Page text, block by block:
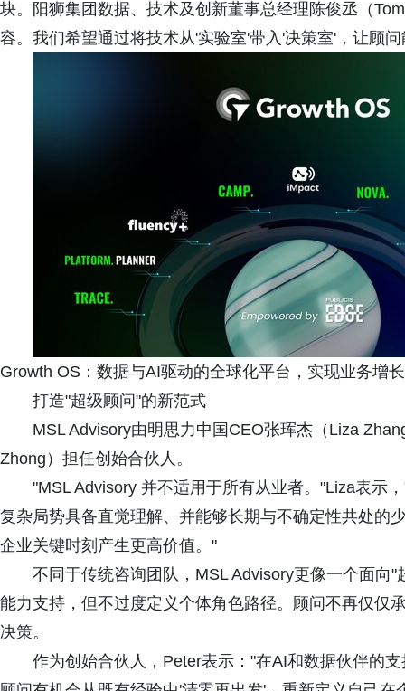
块。阳狮集团数据、技术及创新董事总经理陈俊丞（
容。我们希望通过将技术从'实验室'带入'决策室'，让顾
Growth OS：数据与AI驱动的全球化平台，实现业务增
打造"超级顾问"的新范式
MSL Advisory由明思力中国CEO张珲杰（Liza
Zhong）担任创始合伙人。
"MSL Advisory 并不适用于所有从业者。"Liza表示
复杂局势具备直觉理解、并能够长期与不确定性共处的
企业关键时刻产生更高价值。"
不同于传统咨询团队，MSL Advisory更像一个面
能力支持，但不过度定义个体角色路径。顾问不再仅仅
决策。
作为创始合伙人，Peter表示："在AI和数据伙伴的